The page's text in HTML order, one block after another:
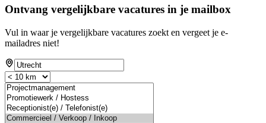
Ontvang vergelijkbare vacatures in je mailbox
Vul in waar je vergelijkbare vacatures zoekt en vergeet je e-
mailadres niet!